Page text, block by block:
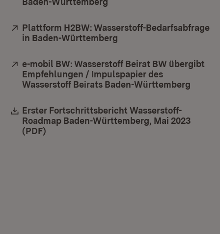
Extern:
Plattform H2BW: Wasserstoff-Bedarfsabfrage
in Baden-Württemberg
Extern:
e-mobil BW: Wasserstoff Beirat BW übergibt
Empfehlungen / Impulspapier des
Wasserstoff Beirats Baden-Württemberg
Download:
Erster Fortschrittsbericht Wasserstoff-
Roadmap Baden-Württemberg, Mai 2023
(PDF)